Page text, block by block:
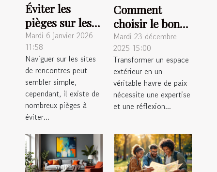
Éviter les
pièges sur les
sites de
rencontres :
conseils
pratiques
Mardi 6 janvier 2026
11:58
Naviguer sur les sites
de rencontres peut
sembler simple,
cependant, il existe de
nombreux pièges à
éviter...
Comment
choisir le bon
paysagiste pour
métamorphoser
votre espace
extérieur ?
Mardi 23 décembre
2025 15:00
Transformer un espace
extérieur en un
véritable havre de paix
nécessite une expertise
et une réflexion...